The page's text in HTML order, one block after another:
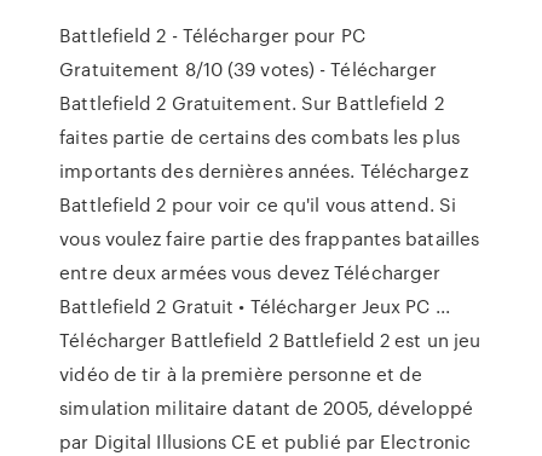
Battlefield 2 - Télécharger pour PC
Gratuitement 8/10 (39 votes) - Télécharger
Battlefield 2 Gratuitement. Sur Battlefield 2
faites partie de certains des combats les plus
importants des dernières années. Téléchargez
Battlefield 2 pour voir ce qu'il vous attend. Si
vous voulez faire partie des frappantes batailles
entre deux armées vous devez Télécharger
Battlefield 2 Gratuit • Télécharger Jeux PC ...
Télécharger Battlefield 2 Battlefield 2 est un jeu
vidéo de tir à la première personne et de
simulation militaire datant de 2005, développé
par Digital Illusions CE et publié par Electronic